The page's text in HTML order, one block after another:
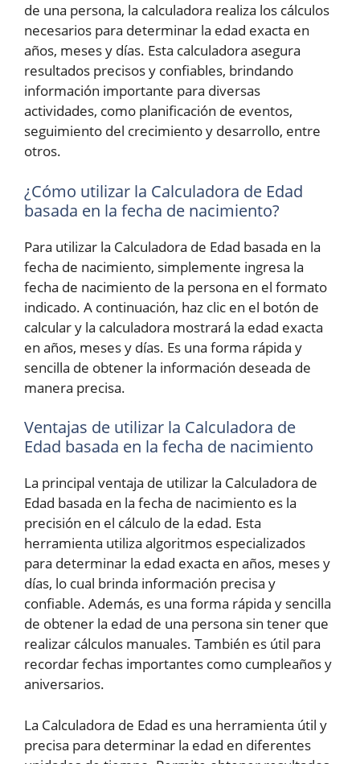
de una persona, la calculadora realiza los cálculos
necesarios para determinar la edad exacta en
años, meses y días. Esta calculadora asegura
resultados precisos y confiables, brindando
información importante para diversas
actividades, como planificación de eventos,
seguimiento del crecimiento y desarrollo, entre
otros.
¿Cómo utilizar la Calculadora de Edad
basada en la fecha de nacimiento?
Para utilizar la Calculadora de Edad basada en la
fecha de nacimiento, simplemente ingresa la
fecha de nacimiento de la persona en el formato
indicado. A continuación, haz clic en el botón de
calcular y la calculadora mostrará la edad exacta
en años, meses y días. Es una forma rápida y
sencilla de obtener la información deseada de
manera precisa.
Ventajas de utilizar la Calculadora de
Edad basada en la fecha de nacimiento
La principal ventaja de utilizar la Calculadora de
Edad basada en la fecha de nacimiento es la
precisión en el cálculo de la edad. Esta
herramienta utiliza algoritmos especializados
para determinar la edad exacta en años, meses y
días, lo cual brinda información precisa y
confiable. Además, es una forma rápida y sencilla
de obtener la edad de una persona sin tener que
realizar cálculos manuales. También es útil para
recordar fechas importantes como cumpleaños y
aniversarios.
La Calculadora de Edad es una herramienta útil y
precisa para determinar la edad en diferentes